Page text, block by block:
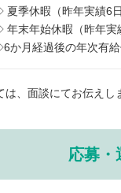
夏季休暇（昨年実績6日
年末年始休暇（昨年実
か月経過後の年次有
、面談にてお伝えし
応募・